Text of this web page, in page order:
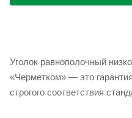
Уголок равнополочный
«Черметком» — это
строгого соответствия